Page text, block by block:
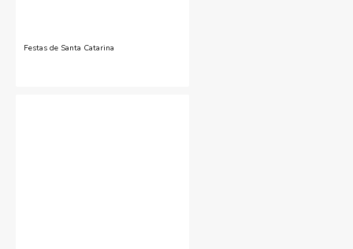
Festas de Santa Catarina